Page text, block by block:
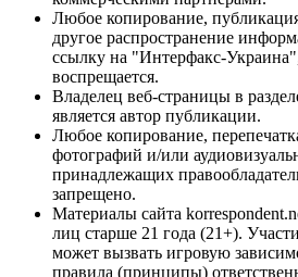
Любое копирование,
другое распространение
ссылку на "Интерфакс-
воспрещается.
Владелец веб-страницы в
является автор публикации.
Любое копирование,
фотографий и/или
принадлежащих
запрещено.
Материалы сайта
лиц старше 21 года (21+).
может вызвать игровую
правила (принципы)